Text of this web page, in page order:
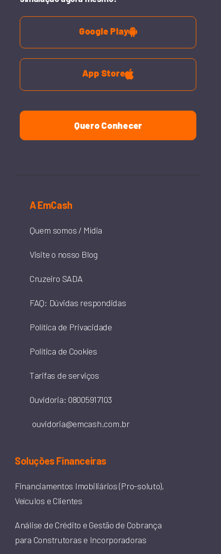
Google Play
App Store
Quero Conhecer
A EmCash
Quem somos / Mídia
Visite o nosso Blog
Cruzeiro SADA
FAQ: Dúvidas respondidas
Política de Privacidade
Política de Cookies
Tarifas de serviços
Ouvidoria: 08005917103
ouvidoria@emcash.com.br
Soluções Financeiras
Financiamentos Imobiliários (Pro-soluto),
Veículos e Clientes
Análise de Crédito e Gestão de Cobrança
para Construtoras e Incorporadoras